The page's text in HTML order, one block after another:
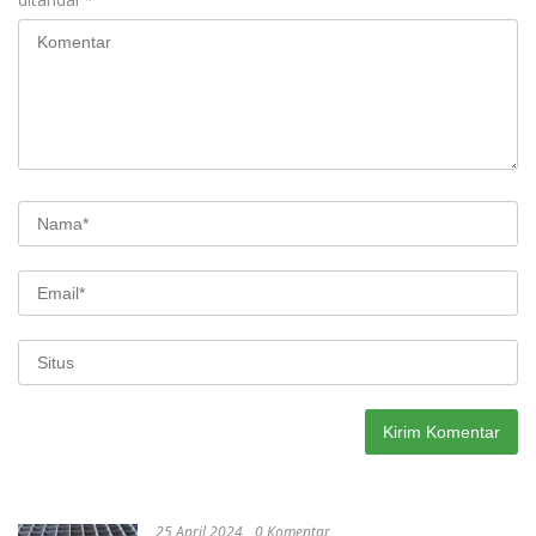
25 April 2024 0 Komentar